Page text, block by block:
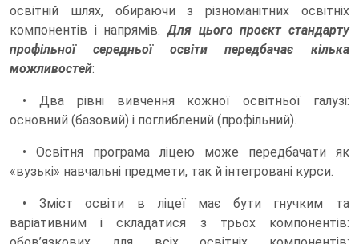
освітній шлях, обираючи з різноманітних освітніх
компонентів і напрямів.Для цього проєкт стандарту
профільної середньої освіти передбачає кілька
можливостей:
• Два рівні вивчення кожної освітньої галузі:
основний (базовий) і поглиблений (профільний).
• Освітня програма ліцею може передбачати як
«вузькі» навчальні предмети, так й інтегровані курси.
• Зміст освіти в ліцеї має бути гнучким та
варіативним і складатися з трьох компонентів: